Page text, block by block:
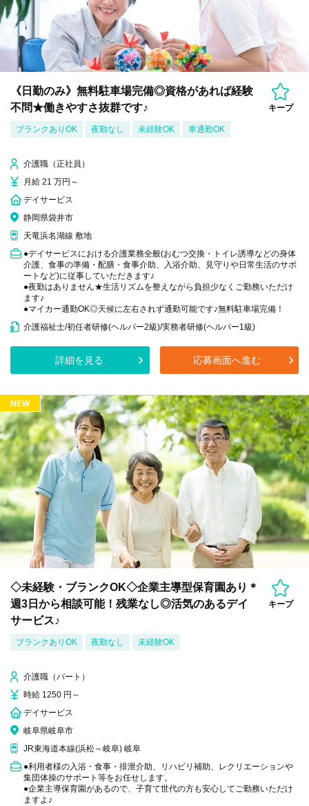
《日勤のみ》無料駐車場完備◎資格があれば経験
不問★働きやすさ抜群です♪
キープ
ブランクありOK 夜勤なし 未経験OK 車通勤OK
介護職（正社員）
月給 21 万円～
デイサービス
静岡県袋井市
天竜浜名湖線 敷地
●デイサービスにおける介護業務全般(おむつ交換・トイレ誘導などの身体
介護、食事の準備・配膳・食事介助、入浴介助、見守りや日常生活のサポ
ートなど)に従事していただきます♪
●夜勤はありません★生活リズムを整えながら負担少なくご勤務いただけ
ます♪
●マイカー通勤OK◎天候に左右されず通勤可能です♪無料駐車場完備！
介護福祉士/初任者研修(ヘルパー2級)/実務者研修(ヘルパー1級)
詳細を見る 応募画面へ進む
NEW
◇未経験・ブランクOK◇企業主導型保育園あり＊
週3日から相談可能！残業なし◎活気のあるデイ
サービス♪
キープ
ブランクありOK 夜勤なし 未経験OK
介護職（パート）
時給 1250 円～
デイサービス
岐阜県岐阜市
JR東海道本線(浜松～岐阜) 岐阜
●利用者様の入浴・食事・排泄介助、リハビリ補助、レクリエーションや
集団体操のサポート等をお任せします。
●企業主導保育園があるので、子育て世代の方も安心してご勤務いただけ
ますよ♪